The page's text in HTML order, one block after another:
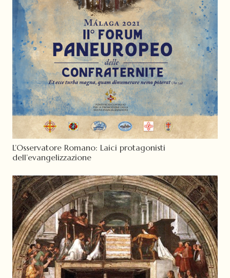
L’Osservatore Romano: Laici protagonisti
dell’evangelizzazione